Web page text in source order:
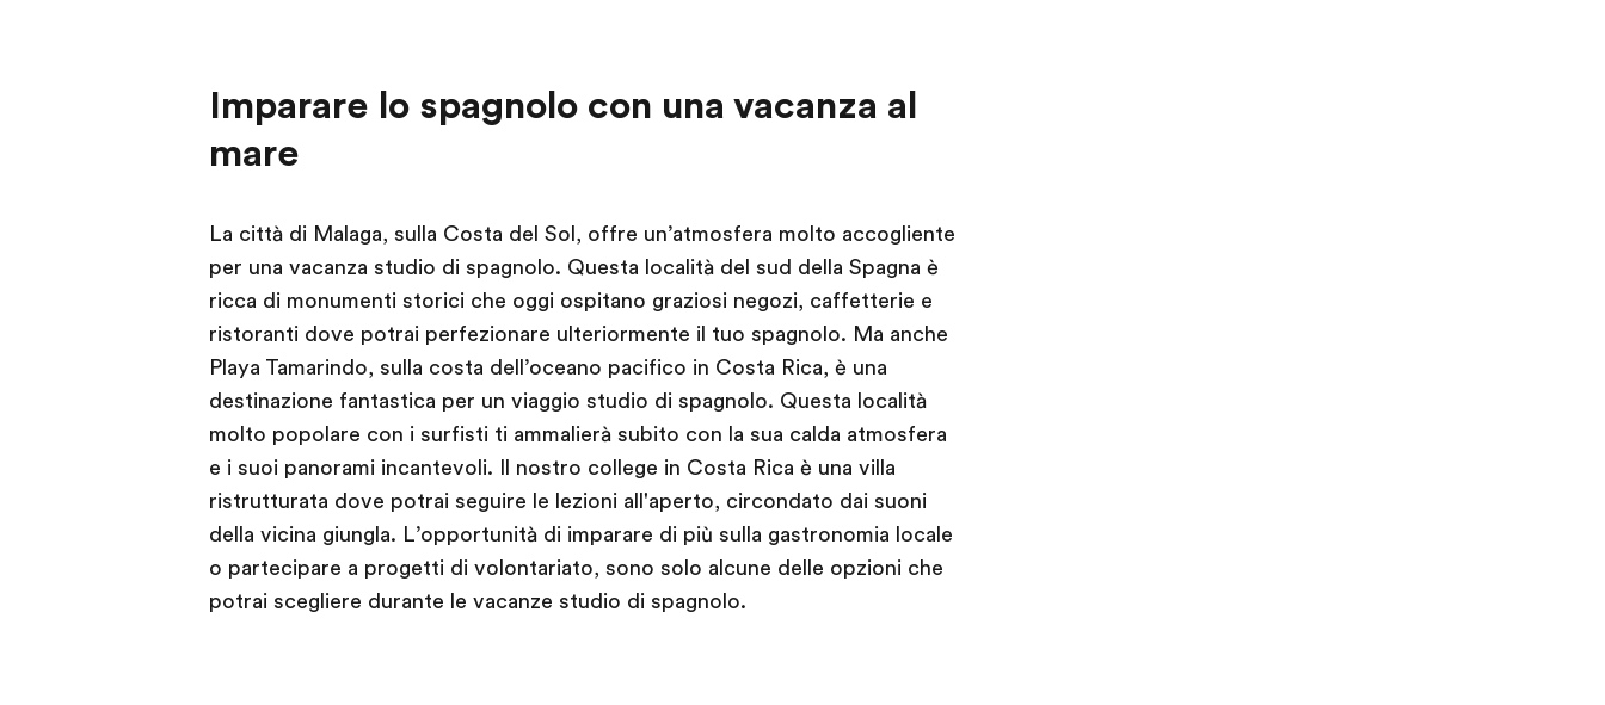
Imparare lo spagnolo con una vacanza al
mare
La città di Malaga, sulla Costa del Sol, offre un’atmosfera molto accogliente
per una vacanza studio di spagnolo. Questa località del sud della Spagna è
ricca di monumenti storici che oggi ospitano graziosi negozi, caffetterie e
ristoranti dove potrai perfezionare ulteriormente il tuo spagnolo. Ma anche
Playa Tamarindo, sulla costa dell’oceano pacifico in Costa Rica, è una
destinazione fantastica per un viaggio studio di spagnolo. Questa località
molto popolare con i surfisti ti ammalierà subito con la sua calda atmosfera
e i suoi panorami incantevoli. Il nostro college in Costa Rica è una villa
ristrutturata dove potrai seguire le lezioni all'aperto, circondato dai suoni
della vicina giungla. L’opportunità di imparare di più sulla gastronomia locale
o partecipare a progetti di volontariato, sono solo alcune delle opzioni che
potrai scegliere durante le vacanze studio di spagnolo.